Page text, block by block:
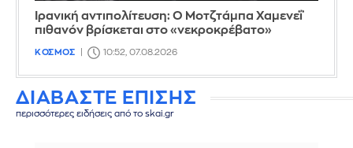
Ιρανική αντιπολίτευση: Ο Μοτζτάμπα Χαμενεΐ
πιθανόν βρίσκεται στο «νεκροκρέβατο»
ΚΟΣΜΟΣ 10:52, 07.08.2026
ΔΙΑΒΑΣΤΕ ΕΠΙΣΗΣ
περισσότερες ειδήσεις από το skai.gr